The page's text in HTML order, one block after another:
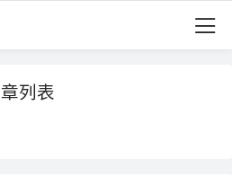
列表